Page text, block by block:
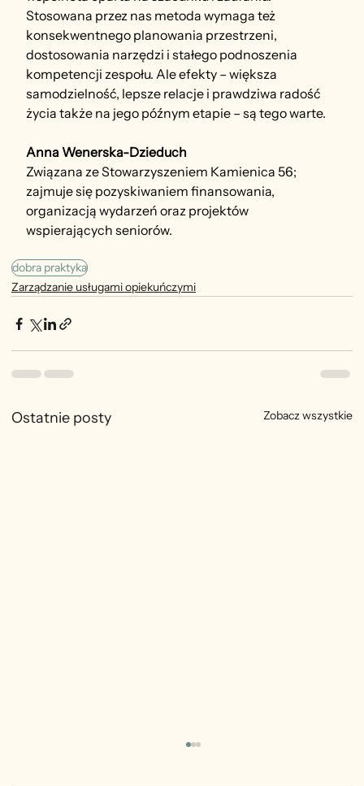
Stosowana przez nas metoda wymaga też
konsekwentnego planowania przestrzeni,
dostosowania narzędzi i stałego podnoszenia
kompetencji zespołu. Ale efekty – większa
samodzielność, lepsze relacje i prawdziwa radość
życia także na jego późnym etapie – są tego warte.
Anna Wenerska-Dzieduch
Związana ze Stowarzyszeniem Kamienica 56;
zajmuje się pozyskiwaniem finansowania,
organizacją wydarzeń oraz projektów
wspierających seniorów.
dobra praktyka
Zarządzanie usługami opiekuńczymi
Ostatnie posty Zobacz wszystkie